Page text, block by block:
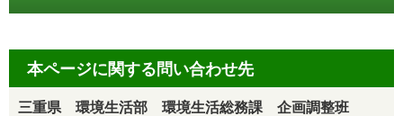
本ページに関する問い合わせ先
三重県 環境生活部 環境生活総務課 企画調整班